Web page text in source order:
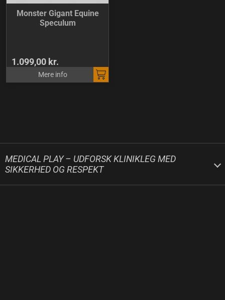
Monster Gigant Equine
Speculum
1.099,00 kr.
Mere info
MEDICAL PLAY – UDFORSK KLINIKLEG MED
SIKKERHED OG RESPEKT